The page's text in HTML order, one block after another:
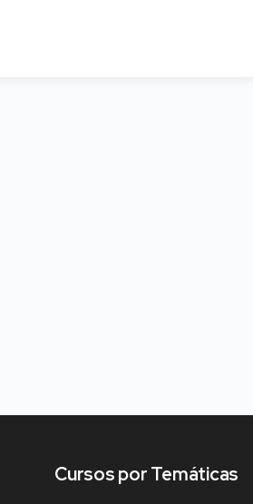
Cursos por Temáticas